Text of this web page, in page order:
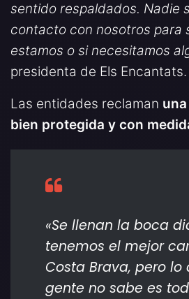
sentido respaldados. Nadie
contacto con nosotros para
estamos o si necesitamos
presidenta de Els Encantats.
Las entidades reclaman
bien protegida y con
«Se llenan la boca
tenemos el mejor
Costa Brava, pero lo
gente no sabe es